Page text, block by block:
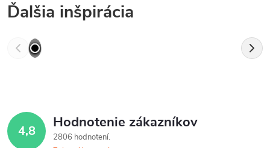
Ďalšia inšpirácia
4,8 Hodnotenie zákazníkov
2806 hodnotení